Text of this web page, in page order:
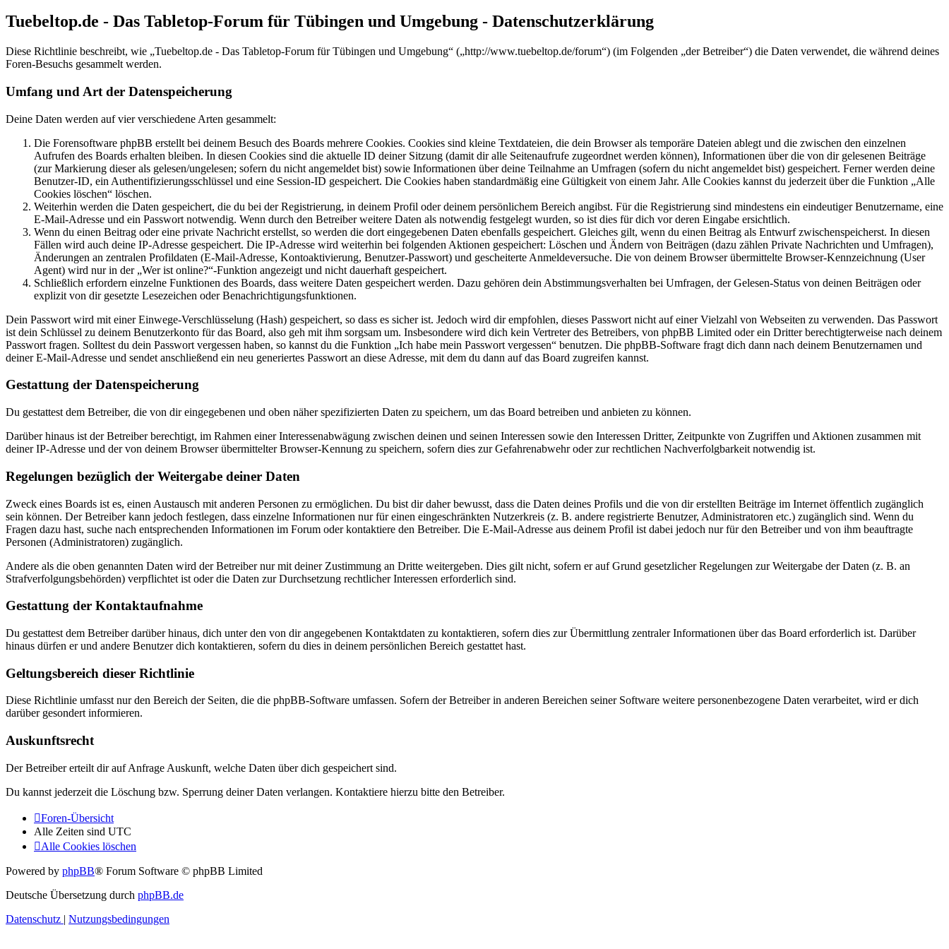
Tuebeltop.de - Das Tabletop-Forum für Tübingen und Umgebung - Datenschutzerklärung
Diese Richtlinie beschreibt, wie „Tuebeltop.de - Das Tabletop-Forum für Tübingen und Umgebung“ („http://www.tuebeltop.de/forum“) (im Folgenden „der Betreiber“) die Daten verwendet, die während deines
Foren-Besuchs gesammelt werden.
Umfang und Art der Datenspeicherung
Deine Daten werden auf vier verschiedene Arten gesammelt:
Die Forensoftware phpBB erstellt bei deinem Besuch des Boards mehrere Cookies. Cookies sind kleine Textdateien, die dein Browser als temporäre Dateien ablegt und die zwischen den einzelnen
Aufrufen des Boards erhalten bleiben. In diesen Cookies sind die aktuelle ID deiner Sitzung (damit dir alle Seitenaufrufe zugeordnet werden können), Informationen über die von dir gelesenen Beiträge
(zur Markierung dieser als gelesen/ungelesen; sofern du nicht angemeldet bist) sowie Informationen über deine Teilnahme an Umfragen (sofern du nicht angemeldet bist) gespeichert. Ferner werden deine
Benutzer-ID, ein Authentifizierungsschlüssel und eine Session-ID gespeichert. Die Cookies haben standardmäßig eine Gültigkeit von einem Jahr. Alle Cookies kannst du jederzeit über die Funktion „Alle
Cookies löschen“ löschen.
Weiterhin werden die Daten gespeichert, die du bei der Registrierung, in deinem Profil oder deinem persönlichem Bereich angibst. Für die Registrierung sind mindestens ein eindeutiger Benutzername, eine
E-Mail-Adresse und ein Passwort notwendig. Wenn durch den Betreiber weitere Daten als notwendig festgelegt wurden, so ist dies für dich vor deren Eingabe ersichtlich.
Wenn du einen Beitrag oder eine private Nachricht erstellst, so werden die dort eingegebenen Daten ebenfalls gespeichert. Gleiches gilt, wenn du einen Beitrag als Entwurf zwischenspeicherst. In diesen
Fällen wird auch deine IP-Adresse gespeichert. Die IP-Adresse wird weiterhin bei folgenden Aktionen gespeichert: Löschen und Ändern von Beiträgen (dazu zählen Private Nachrichten und Umfragen),
Änderungen an zentralen Profildaten (E-Mail-Adresse, Kontoaktivierung, Benutzer-Passwort) und gescheiterte Anmeldeversuche. Die von deinem Browser übermittelte Browser-Kennzeichnung (User
Agent) wird nur in der „Wer ist online?“-Funktion angezeigt und nicht dauerhaft gespeichert.
Schließlich erfordern einzelne Funktionen des Boards, dass weitere Daten gespeichert werden. Dazu gehören dein Abstimmungsverhalten bei Umfragen, der Gelesen-Status von deinen Beiträgen oder
explizit von dir gesetzte Lesezeichen oder Benachrichtigungsfunktionen.
Dein Passwort wird mit einer Einwege-Verschlüsselung (Hash) gespeichert, so dass es sicher ist. Jedoch wird dir empfohlen, dieses Passwort nicht auf einer Vielzahl von Webseiten zu verwenden. Das Passwort
ist dein Schlüssel zu deinem Benutzerkonto für das Board, also geh mit ihm sorgsam um. Insbesondere wird dich kein Vertreter des Betreibers, von phpBB Limited oder ein Dritter berechtigterweise nach deinem
Passwort fragen. Solltest du dein Passwort vergessen haben, so kannst du die Funktion „Ich habe mein Passwort vergessen“ benutzen. Die phpBB-Software fragt dich dann nach deinem Benutzernamen und
deiner E-Mail-Adresse und sendet anschließend ein neu generiertes Passwort an diese Adresse, mit dem du dann auf das Board zugreifen kannst.
Gestattung der Datenspeicherung
Du gestattest dem Betreiber, die von dir eingegebenen und oben näher spezifizierten Daten zu speichern, um das Board betreiben und anbieten zu können.
Darüber hinaus ist der Betreiber berechtigt, im Rahmen einer Interessenabwägung zwischen deinen und seinen Interessen sowie den Interessen Dritter, Zeitpunkte von Zugriffen und Aktionen zusammen mit
deiner IP-Adresse und der von deinem Browser übermittelter Browser-Kennung zu speichern, sofern dies zur Gefahrenabwehr oder zur rechtlichen Nachverfolgbarkeit notwendig ist.
Regelungen bezüglich der Weitergabe deiner Daten
Zweck eines Boards ist es, einen Austausch mit anderen Personen zu ermöglichen. Du bist dir daher bewusst, dass die Daten deines Profils und die von dir erstellten Beiträge im Internet öffentlich zugänglich
sein können. Der Betreiber kann jedoch festlegen, dass einzelne Informationen nur für einen eingeschränkten Nutzerkreis (z. B. andere registrierte Benutzer, Administratoren etc.) zugänglich sind. Wenn du
Fragen dazu hast, suche nach entsprechenden Informationen im Forum oder kontaktiere den Betreiber. Die E-Mail-Adresse aus deinem Profil ist dabei jedoch nur für den Betreiber und von ihm beauftragte
Personen (Administratoren) zugänglich.
Andere als die oben genannten Daten wird der Betreiber nur mit deiner Zustimmung an Dritte weitergeben. Dies gilt nicht, sofern er auf Grund gesetzlicher Regelungen zur Weitergabe der Daten (z. B. an
Strafverfolgungsbehörden) verpflichtet ist oder die Daten zur Durchsetzung rechtlicher Interessen erforderlich sind.
Gestattung der Kontaktaufnahme
Du gestattest dem Betreiber darüber hinaus, dich unter den von dir angegebenen Kontaktdaten zu kontaktieren, sofern dies zur Übermittlung zentraler Informationen über das Board erforderlich ist. Darüber
hinaus dürfen er und andere Benutzer dich kontaktieren, sofern du dies in deinem persönlichen Bereich gestattet hast.
Geltungsbereich dieser Richtlinie
Diese Richtlinie umfasst nur den Bereich der Seiten, die die phpBB-Software umfassen. Sofern der Betreiber in anderen Bereichen seiner Software weitere personenbezogene Daten verarbeitet, wird er dich
darüber gesondert informieren.
Auskunftsrecht
Der Betreiber erteilt dir auf Anfrage Auskunft, welche Daten über dich gespeichert sind.
Du kannst jederzeit die Löschung bzw. Sperrung deiner Daten verlangen. Kontaktiere hierzu bitte den Betreiber.
Foren-Übersicht
Alle Zeiten sind UTC
Alle Cookies löschen
Powered by phpBB® Forum Software © phpBB Limited
Deutsche Übersetzung durch phpBB.de
Datenschutz | Nutzungsbedingungen